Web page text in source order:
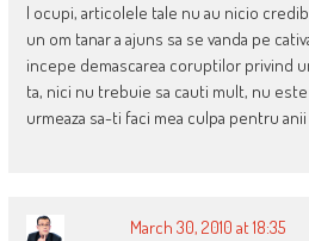
l ocupi, articolele tale nu au nicio
un om tanar a ajuns sa se vanda pe
incepe demascarea coruptilor privind
ta, nici nu trebuie sa cauti mult, nu este
urmeaza sa-ti faci mea culpa pentru
March 30, 2010 at 18:35